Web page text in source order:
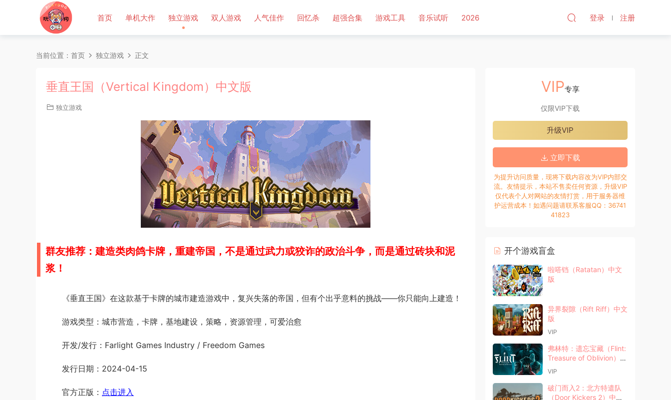
首页 单机大作 独立游戏 双人游戏 人气佳作 回忆杀 超强合集 游戏工具 音乐试听 2026 登录 注册
当前位置： 首页 独立游戏 正文
垂直王国（Vertical Kingdom）中文版
独立游戏
群友推荐：建造类肉鸽卡牌，重建帝国，不是通过武力或狡诈的政治斗争，而是通过砖块和泥
浆！
《垂直王国》在这款基于卡牌的城市建造游戏中，复兴失落的帝国，但有个出乎意料的挑战——你只能向上建造！
游戏类型：城市营造，卡牌，基地建设，策略，资源管理，可爱治愈
开发/发行：Farlight Games Industry / Freedom Games
发行日期：2024-04-15
官方正版： 点击进入
VIP专享
仅限VIP下载
升级VIP
立即下载
为提升访问质量，现将下载内容改为VIP内部交
流。友情提示，本站不售卖任何资源，升级VIP
仅代表个人对网站的友情打赏，用于服务器维
护运营成本！如遇问题请联系客服QQ：36741
41823
开个游戏盲盒
啦嗒铛（Ratatan）中文
版
异界裂隙（Rift Riff）中文
版
VIP
弗林特：遗忘宝藏（Flint:
Treasure of Oblivion）中
文版
VIP
破门而入2：北方特遣队
（Door Kickers 2）中文